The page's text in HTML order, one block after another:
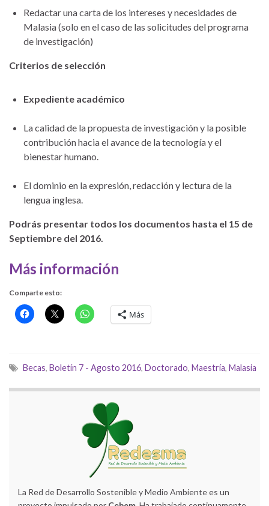
Redactar una carta de los intereses y necesidades de
Malasia (solo en el caso de las solicitudes del programa
de investigación)
Criterios de selección
Expediente académico
La calidad de la propuesta de investigación y la posible
contribución hacia el avance de la tecnología y el
bienestar humano.
El dominio en la expresión, redacción y lectura de la
lengua inglesa.
Podrás presentar todos los documentos hasta el 15 de
Septiembre del 2016.
Más información
Comparte esto:
Más
Becas, Boletín 7 - Agosto 2016, Doctorado, Maestría, Malasia
La Red de Desarrollo Sostenible y Medio Ambiente es un